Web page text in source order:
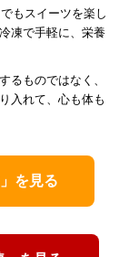
もスイーツを楽し
凍で手軽に、栄養
るものではなく、
入れて、心も体も
を見る